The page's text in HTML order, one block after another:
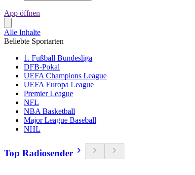
App öffnen
Alle Inhalte
Beliebte Sportarten
1. Fußball Bundesliga
DFB-Pokal
UEFA Champions League
UEFA Europa League
Premier League
NFL
NBA Basketball
Major League Baseball
NHL
Top Radiosender